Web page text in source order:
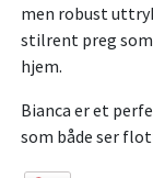
men robust
stilrent preg som
hjem.
Bianca er et
som både ser